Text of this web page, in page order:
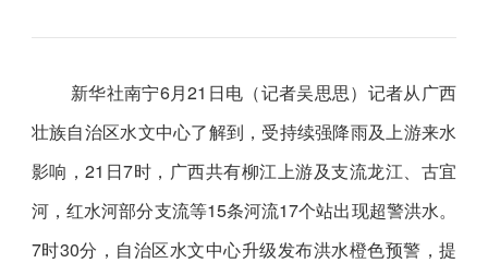
新华社南宁6月21日电（记者吴思思）记者从广西
壮族自治区水文中心了解到，受持续强降雨及上游来水
影响，21日7时，广西共有柳江上游及支流龙江、古宜
河，红水河部分支流等15条河流17个站出现超警洪水。
7时30分，自治区水文中心升级发布洪水橙色预警，提